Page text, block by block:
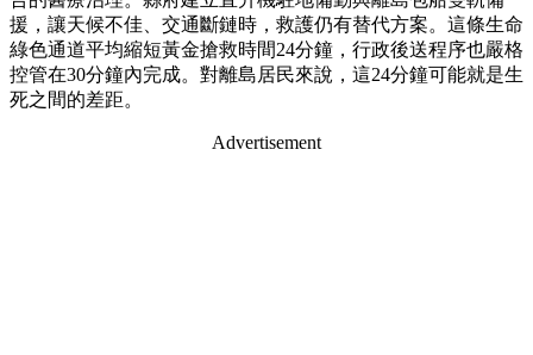
援，讓天候不佳、交通斷鏈時，救護仍有替代方案。這條生命
綠色通道平均縮短黃金搶救時間24分鐘，行政後送程序也嚴格
控管在30分鐘內完成。對離島居民來說，這24分鐘可能就是生
死之間的差距。
Advertisement